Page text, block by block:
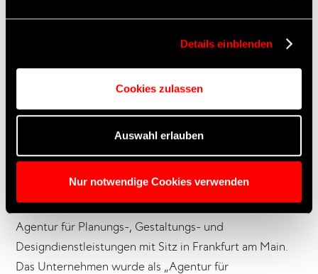
Rechtsbehelfsmöglichkeiten, verarbeitet werden können.
Details einblenden
Cookies zulassen
Auswahl erlauben
Nur notwendige Cookies verwenden
Konzept, Design, Planung, Projektsteuerung: Atelier
Setbau: Studio Hamburg Atelierbetriebs GmbH,
Hamburg
On Air Design: Alpenblick GmbH, München
Atelier Markgraph GmbH ist eine international tätige
Agentur für Planungs-, Gestaltungs- und
Designdienstleistungen mit Sitz in Frankfurt am Main.
Das Unternehmen wurde als „Agentur für